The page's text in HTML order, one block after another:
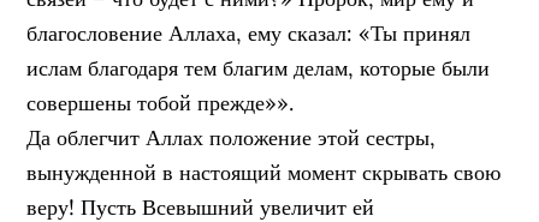
благословение Аллаха, ему сказал: «Ты принял
ислам благодаря тем благим делам, которые были
совершены тобой прежде»».
Да облегчит Аллах положение этой сестры,
вынужденной в настоящий момент скрывать свою
веру! Пусть Всевышний увеличит ей